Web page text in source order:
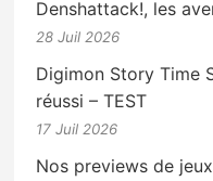
Denshattack!, les
28 Juil 2026
Digimon Story Time
réussi – TEST
17 Juil 2026
Nos previews de